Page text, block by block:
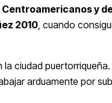
y
2010 , cuando
ciudad puertorriqueña.
arduamente por